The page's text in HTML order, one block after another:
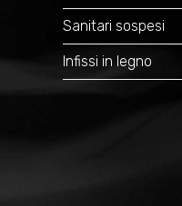
Sanitari sospesi
Infissi in legno